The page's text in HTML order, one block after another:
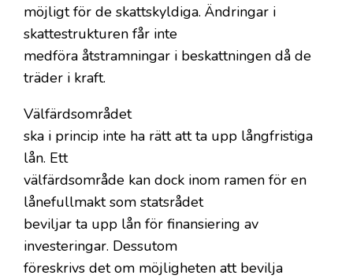
möjligt för de skattskyldiga. Ändringar i
skattestrukturen får inte
medföra åtstramningar i beskattningen då de
träder i kraft.
Välfärdsområdet
ska i princip inte ha rätt att ta upp långfristiga
lån. Ett
välfärdsområde kan dock inom ramen för en
lånefullmakt som statsrådet
beviljar ta upp lån för finansiering av
investeringar. Dessutom
föreskrivs det om möjligheten att bevilja